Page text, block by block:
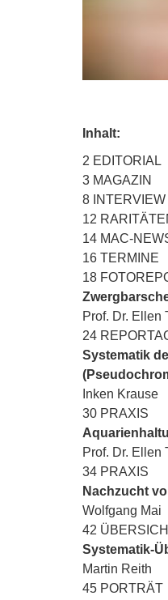
Inhalt:
2 EDITORIAL
3 MAGAZIN
8 INTERVIEW
12
14 MAC-
16 TERMINE
18
Prof. Dr. Ellen
24
Systematik
Inken Krause
30 PRAXIS
Prof. Dr. Ellen
34 PRAXIS
Nachzucht
Wolfgang Mai
42
Systematik-
Martin Reith
45 PORTRÄT